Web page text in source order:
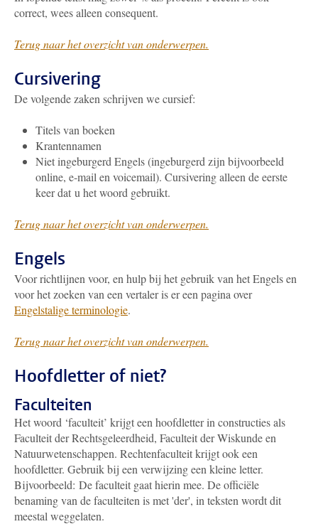
correct, wees alleen consequent.
Terug naar het overzicht van onderwerpen.
Cursivering
De volgende zaken schrijven we cursief:
Titels van boeken
Krantennamen
Niet ingeburgerd Engels (ingeburgerd zijn bijvoorbeeld
online, e-mail en voicemail). Cursivering alleen de eerste
keer dat u het woord gebruikt.
Terug naar het overzicht van onderwerpen.
Engels
Voor richtlijnen voor, en hulp bij het gebruik van het Engels en
voor het zoeken van een vertaler is er een pagina over
Engelstalige terminologie.
Terug naar het overzicht van onderwerpen.
Hoofdletter of niet?
Faculteiten
Het woord ‘faculteit’ krijgt een hoofdletter in constructies als
Faculteit der Rechtsgeleerdheid, Faculteit der Wiskunde en
Natuurwetenschappen. Rechtenfaculteit krijgt ook een
hoofdletter. Gebruik bij een verwijzing een kleine letter.
Bijvoorbeeld: De faculteit gaat hierin mee. De officiële
benaming van de faculteiten is met 'der', in teksten wordt dit
meestal weggelaten.